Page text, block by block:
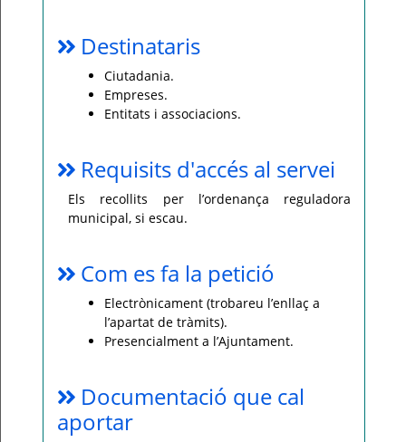
Destinataris
Ciutadania.
Empreses.
Entitats i associacions.
Requisits d'accés al servei
Els recollits per l’ordenança reguladora
municipal, si escau.
Com es fa la petició
Electrònicament (trobareu l’enllaç a
l’apartat de tràmits).
Presencialment a l’Ajuntament.
Documentació que cal
aportar